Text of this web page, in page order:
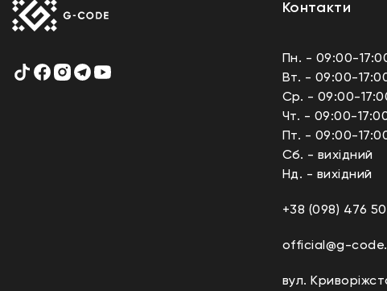
Контакти
Пн. - 09:00-
Вт. - 09:00-
Ср. - 09:00-
Чт. - 09:00-
Пт. - 09:00-
Сб. - вихідний
Нд. - вихідний
+38 (098) 476
official@g-
вул.